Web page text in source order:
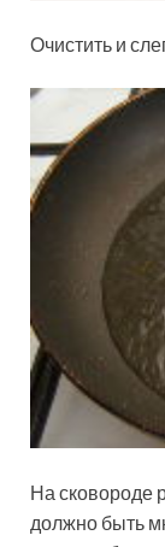
Очистить и
На сковороде
должно быть